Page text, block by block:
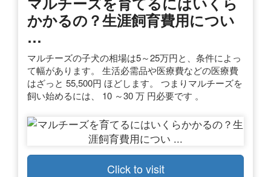
かかるの？生涯飼育費用につい
…
マルチーズの子犬の相場は5～25万円と、条件によっ
て幅があります。 生活必需品や医療費などの医療費
はざっと 55,500円 ほどします。 つまりマルチーズを
飼い始めるには、 10 ～30 万 円必要です 。
Click to visit